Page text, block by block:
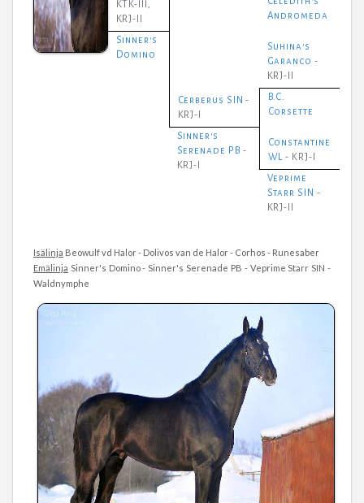
KTK-III,
KRJ-II
Andromeda
Sinner's
Domino
Cerberus SIN -
KRJ-I
Suhina's
Garanco -
KRJ-II
B.C.
Corsette
Sinner's
Serenade PB -
KRJ-I
Constantine
WL - KRJ-I
Veprime
Starr SIN -
KRJ-II
Isälinja Beowulf vd Halor - Dolivos van de Halor - Corhos - Runesaber
Emälinja Sinner's Domino - Sinner's Serenade PB - Veprime Starr SIN -
Waldnymphe